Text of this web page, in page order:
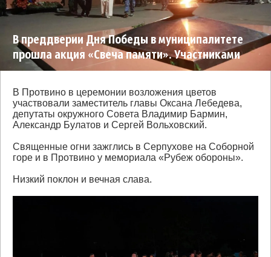
В преддверии Дня Победы в муниципалитете
прошла акция «Свеча памяти». Участниками
стали сотни жителей.
В Протвино в церемонии возложения цветов
участвовали заместитель главы Оксана Лебедева,
депутаты окружного Совета Владимир Бармин,
Александр Булатов и Сергей Вольховский.
Священные огни зажглись в Серпухове на Соборной
горе и в Протвино у мемориала «Рубеж обороны».
Низкий поклон и вечная слава.